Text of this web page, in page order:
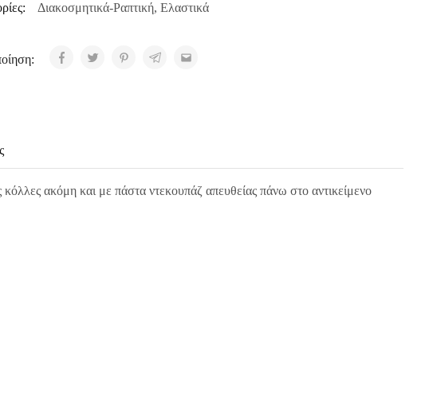
Διακοσμητικά-Ραπτική, Ελαστικά
ακόμη και με πάστα ντεκουπάζ απευθείας πάνω στο αντικείμενο